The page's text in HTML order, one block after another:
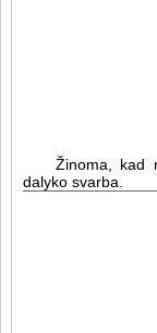
Žinoma, kad
dalyko svarba.